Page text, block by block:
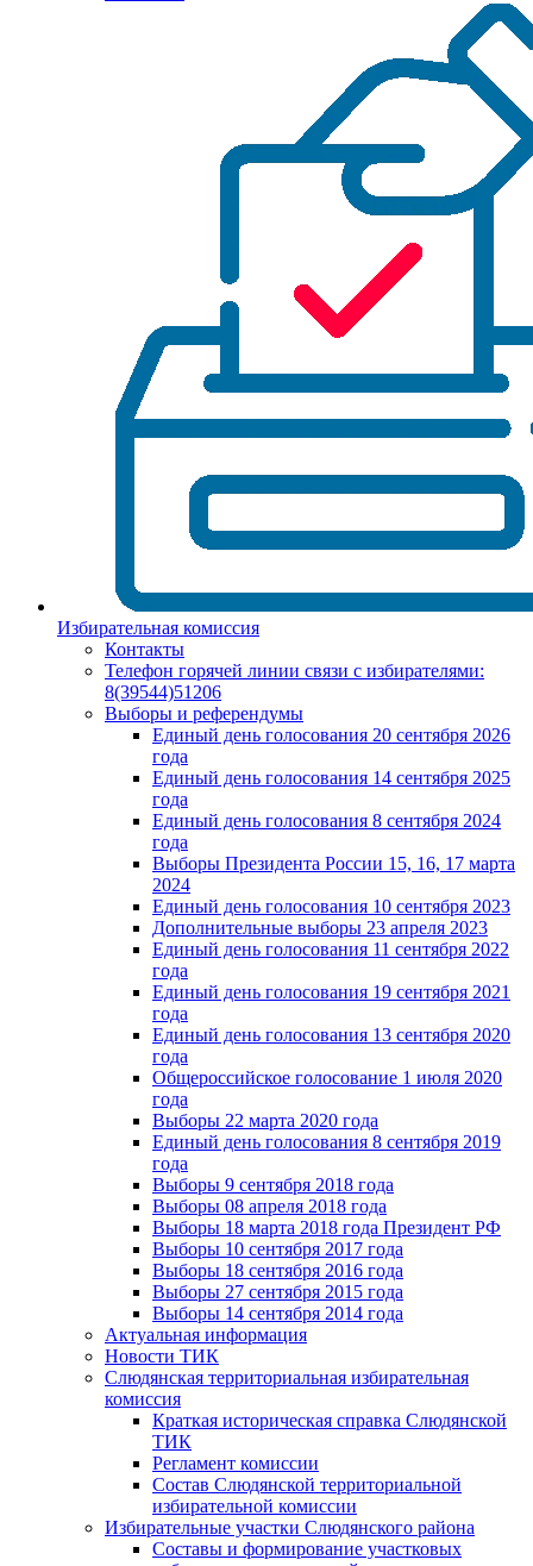
Избирательная комиссия
Контакты
Телефон горячей линии связи с избирателями:
8(39544)51206
Выборы и референдумы
Единый день голосования 20 сентября 2026
года
Единый день голосования 14 сентября 2025
года
Единый день голосования 8 сентября 2024
года
Выборы Президента России 15, 16, 17 марта
2024
Единый день голосования 10 сентября 2023
Дополнительные выборы 23 апреля 2023
Единый день голосования 11 сентября 2022
года
Единый день голосования 19 сентября 2021
года
Единый день голосования 13 сентября 2020
года
Общероссийское голосование 1 июля 2020
года
Выборы 22 марта 2020 года
Единый день голосования 8 сентября 2019
года
Выборы 9 сентября 2018 года
Выборы 08 апреля 2018 года
Выборы 18 марта 2018 года Президент РФ
Выборы 10 сентября 2017 года
Выборы 18 сентября 2016 года
Выборы 27 сентября 2015 года
Выборы 14 сентября 2014 года
Актуальная информация
Новости ТИК
Слюдянская территориальная избирательная
комиссия
Краткая историческая справка Слюдянской
ТИК
Регламент комиссии
Состав Слюдянской территориальной
избирательной комиссии
Избирательные участки Слюдянского района
Составы и формирование участковых